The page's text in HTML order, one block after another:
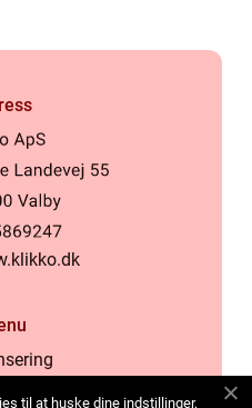
til at huske dine indstillinger,